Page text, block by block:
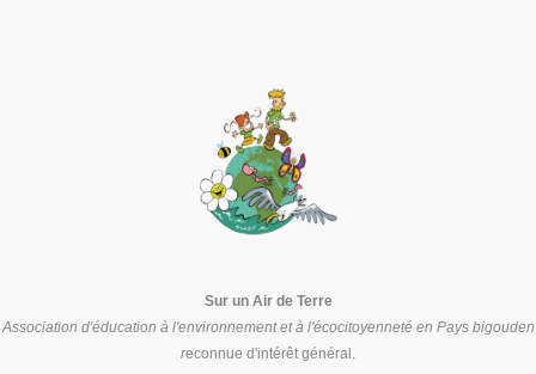
Sur un Air de Terre
Association d'éducation à l'environnement et à l'écocitoyenneté en Pays bigouden
reconnue d'intérêt général.